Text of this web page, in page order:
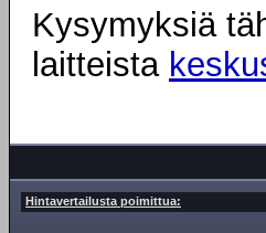
Kysymyksiä
laitteista
Hintavertailusta poimittua: